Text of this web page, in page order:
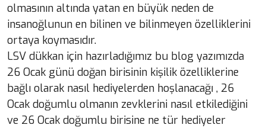
olmasının altında yatan en büyük neden de
insanoğlunun en bilinen ve bilinmeyen özelliklerini
ortaya koymasıdır.
LSV dükkan için hazırladığımız bu blog yazımızda
26 Ocak günü doğan birisinin kişilik özelliklerine
bağlı olarak nasıl hediyelerden hoşlanacağı , 26
Ocak doğumlu olmanın zevklerini nasıl etkilediğini
ve 26 Ocak doğumlu birisine ne tür hediyeler